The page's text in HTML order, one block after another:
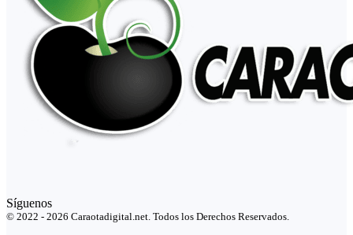
Síguenos
© 2022 - 2026 Caraotadigital.net. Todos los Derechos Reservados.